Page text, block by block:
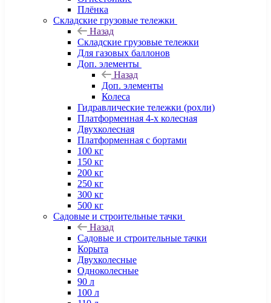
Плёнка
Складские грузовые тележки
Назад
Складские грузовые тележки
Для газовых баллонов
Доп. элементы
Назад
Доп. элементы
Колеса
Гидравлические тележки (рохли)
Платформенная 4-х колесная
Двухколесная
Платформенная с бортами
100 кг
150 кг
200 кг
250 кг
300 кг
500 кг
Садовые и строительные тачки
Назад
Садовые и строительные тачки
Корыта
Двухколесные
Одноколесные
90 л
100 л